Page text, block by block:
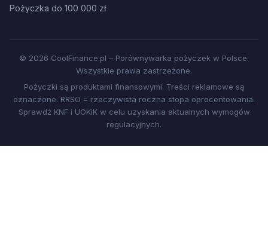
Pożyczka do 100 000 zł
© 2026 CoolFinance.pl – Porównywarka pożyczek w Polsce.
Wszystkie prawa zastrzeżone.
Pożyczki są produktami finansowymi. Treści reklamowe są
oznaczone. RRSO = rzeczywista roczna stopa oprocentowania.
Sprawdź KNF i UOKiK w celu uzyskania aktualnych wymogów
regulacyjnych.